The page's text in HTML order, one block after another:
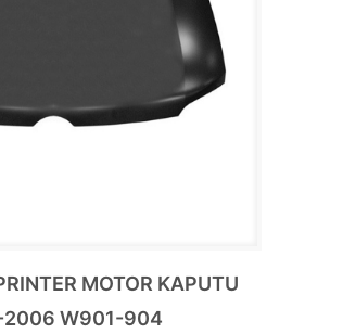
MOTOR KAPUTU
W901-904